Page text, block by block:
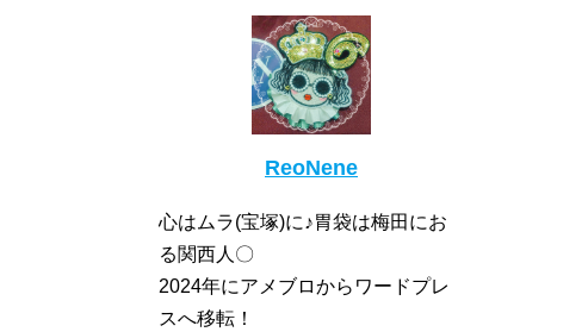
ReoNene
心はムラ(宝塚)に♪胃袋は梅田にお
る関西人〇
2024年にアメブロからワードプレ
スへ移転！